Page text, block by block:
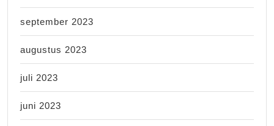
september 2023
augustus 2023
juli 2023
juni 2023